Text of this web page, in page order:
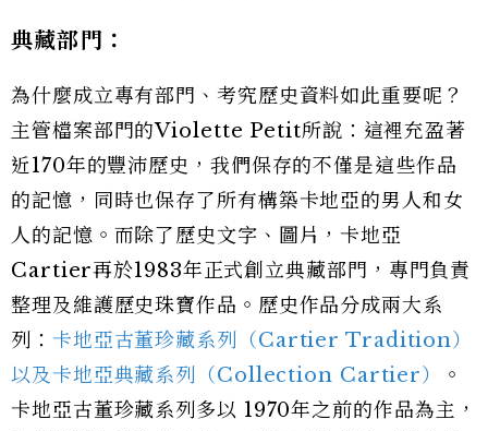
典藏部門：
為什麼成立專有部門、考究歷史資料如此重要呢？
主管檔案部門的Violette Petit所說：這裡充盈著
近170年的豐沛歷史，我們保存的不僅是這些作品
的記憶，同時也保存了所有構築卡地亞的男人和女
人的記憶。而除了歷史文字、圖片，卡地亞
Cartier再於1983年正式創立典藏部門，專門負責
整理及維護歷史珠寶作品。歷史作品分成兩大系
列： 卡地亞古董珍藏系列（Cartier Tradition）
以及卡地亞典藏系列（Collection Cartier）
。
卡地亞古董珍藏系列多以 1970年之前的作品為主，